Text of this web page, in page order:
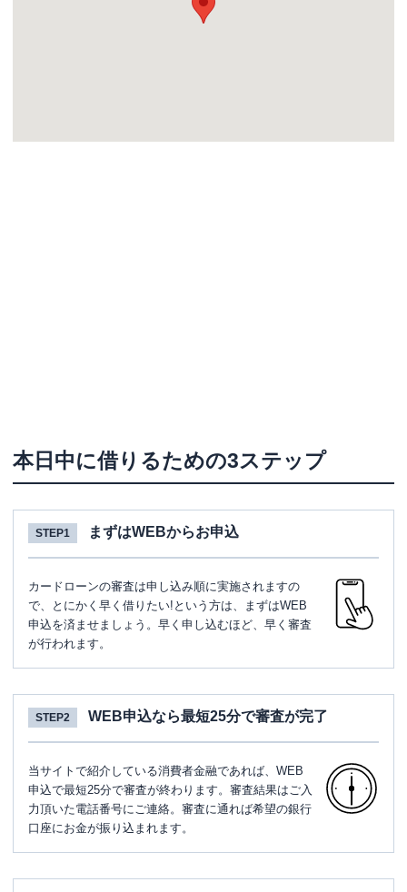
本日中に借りるための3ステップ
STEP1 まずはWEBからお申込
カードローンの審査は申し込み順に実施されますの
で、とにかく早く借りたい!という方は、まずはWEB
申込を済ませましょう。早く申し込むほど、早く審査
が行われます。
STEP2 WEB申込なら最短25分で審査が完了
当サイトで紹介している消費者金融であれば、WEB
申込で最短25分で審査が終わります。審査結果はご入
力頂いた電話番号にご連絡。審査に通れば希望の銀行
口座にお金が振り込まれます。